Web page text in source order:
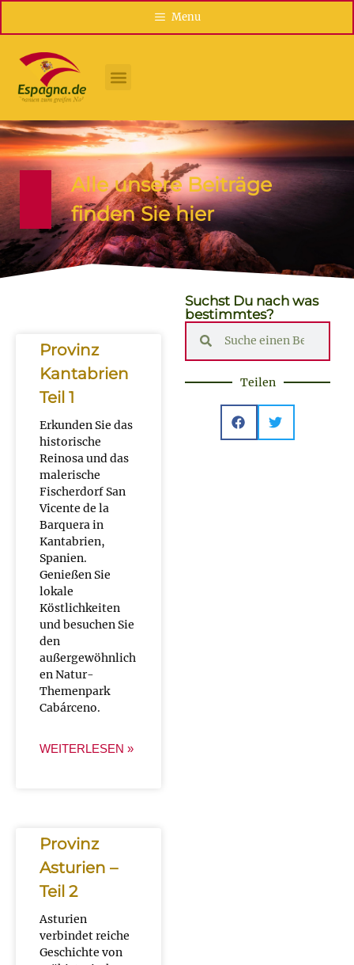
Menu
Alle unsere Beiträge
finden Sie hier
Provinz
Kantabrien
Teil 1
Erkunden Sie das
historische
Reinosa und das
malerische
Fischerdorf San
Vicente de la
Barquera in
Kantabrien,
Spanien.
Genießen Sie
lokale
Köstlichkeiten
und besuchen Sie
den
außergewöhnlich
en Natur-
Themenpark
Cabárceno.
WEITERLESEN »
Provinz
Asturien –
Teil 2
Asturien
verbindet reiche
Geschichte von
Suchst Du nach was
bestimmtes?
Teilen